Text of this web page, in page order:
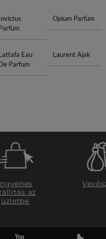
Opium Parfüm
Eau
Parfum
Laurent Ajak
az
üzletbe